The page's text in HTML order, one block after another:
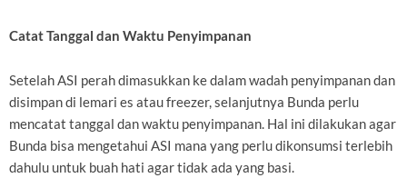
Catat Tanggal dan Waktu Penyimpanan
Setelah ASI perah dimasukkan ke dalam wadah penyimpanan dan
disimpan di lemari es atau freezer, selanjutnya Bunda perlu
mencatat tanggal dan waktu penyimpanan. Hal ini dilakukan agar
Bunda bisa mengetahui ASI mana yang perlu dikonsumsi terlebih
dahulu untuk buah hati agar tidak ada yang basi.